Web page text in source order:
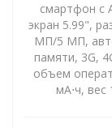
смартфон с
экран 5.99",
МП/5 МП,
памяти, 3G,
объем
мА⋅ч,